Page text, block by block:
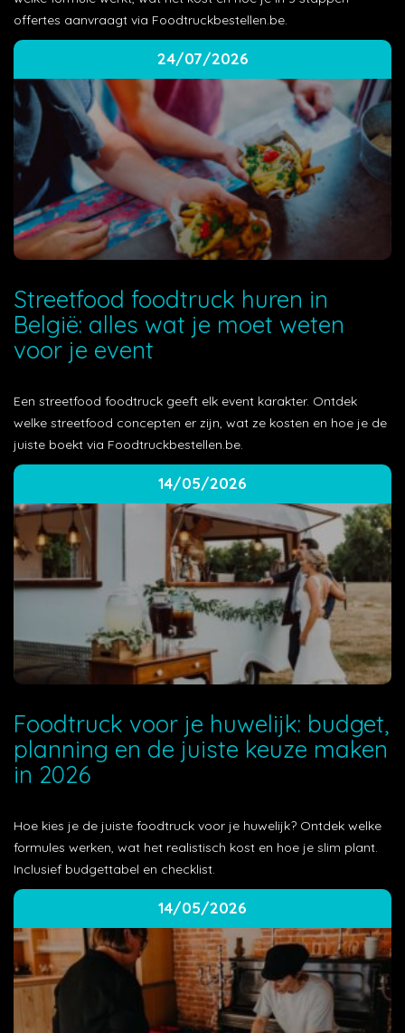
offertes aanvraagt via Foodtruckbestellen.be.
24/07/2026
Streetfood foodtruck huren in
België: alles wat je moet weten
voor je event
Een streetfood foodtruck geeft elk event karakter. Ontdek
welke streetfood concepten er zijn, wat ze kosten en hoe je de
juiste boekt via Foodtruckbestellen.be.
14/05/2026
Foodtruck voor je huwelijk: budget,
planning en de juiste keuze maken
in 2026
Hoe kies je de juiste foodtruck voor je huwelijk? Ontdek welke
formules werken, wat het realistisch kost en hoe je slim plant.
Inclusief budgettabel en checklist.
14/05/2026